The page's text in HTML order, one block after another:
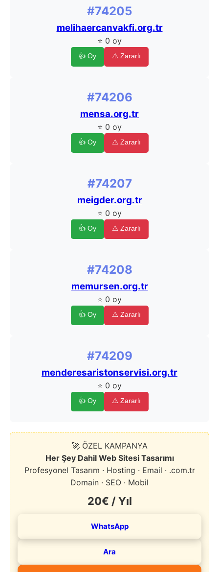
#74205
melihaercanvakfi.org.tr
⭐ 0 oy
👍 Oy ⚠️ Zararlı
#74206
mensa.org.tr
⭐ 0 oy
👍 Oy ⚠️ Zararlı
#74207
meigder.org.tr
⭐ 0 oy
👍 Oy ⚠️ Zararlı
#74208
memursen.org.tr
⭐ 0 oy
👍 Oy ⚠️ Zararlı
#74209
menderesaristonservisi.org.tr
⭐ 0 oy
👍 Oy ⚠️ Zararlı
🚀 ÖZEL KAMPANYA
Her Şey Dahil Web Sitesi Tasarımı
Profesyonel Tasarım · Hosting · Email · .com.tr
Domain · SEO · Mobil
20€ / Yıl
WhatsApp
Ara